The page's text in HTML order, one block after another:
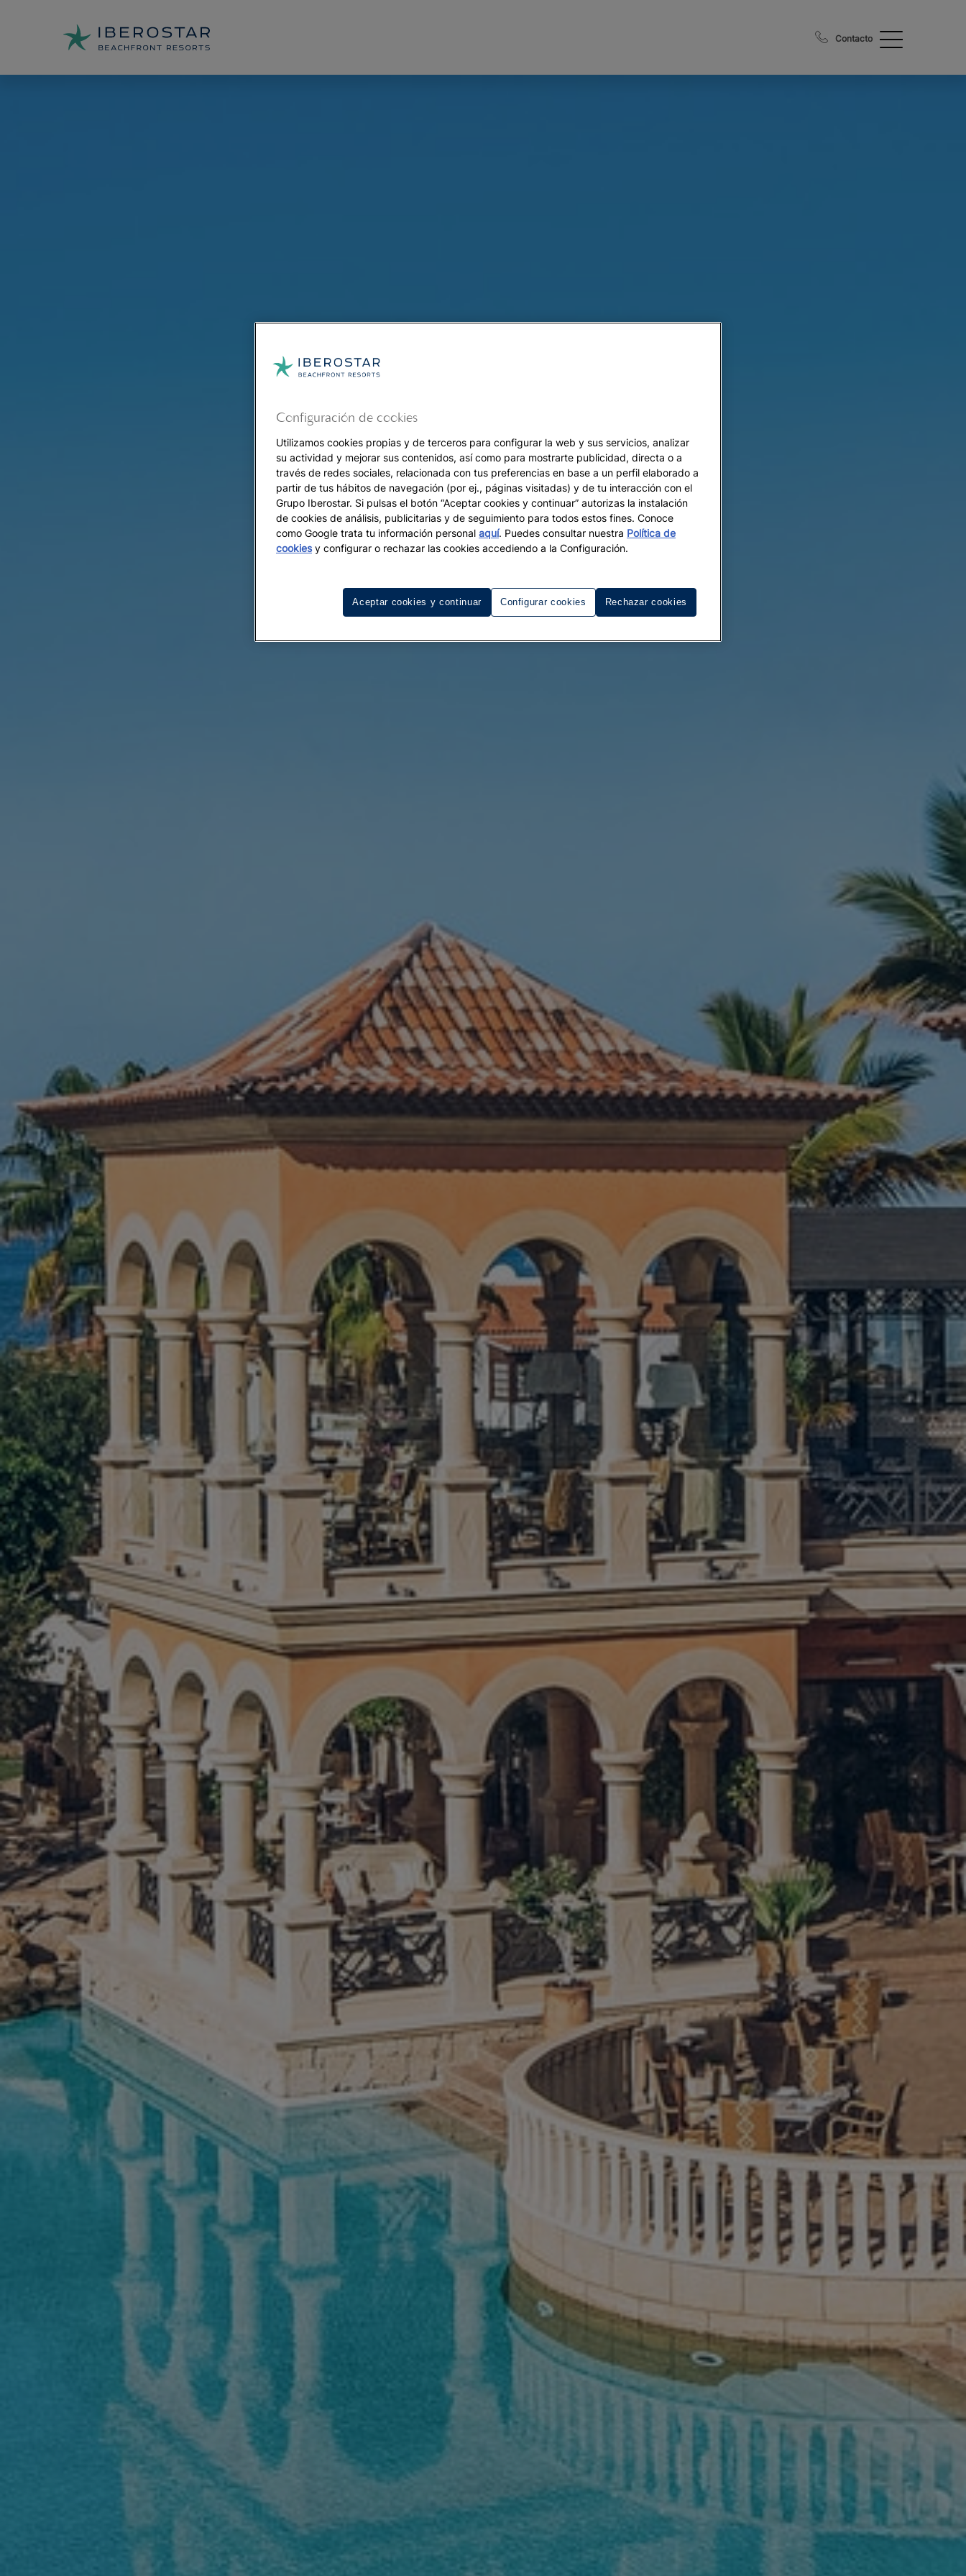
Contacto
Configuración de cookies
Utilizamos cookies propias y de terceros para configurar la web y sus servicios, analizar
su actividad y mejorar sus contenidos, así como para mostrarte publicidad, directa o a
través de redes sociales, relacionada con tus preferencias en base a un perfil elaborado a
partir de tus hábitos de navegación (por ej., páginas visitadas) y de tu interacción con el
Grupo Iberostar. Si pulsas el botón “Aceptar cookies y continuar” autorizas la instalación
de cookies de análisis, publicitarias y de seguimiento para todos estos fines. Conoce
como Google trata tu información personal aquí. Puedes consultar nuestra Política de
cookiesy configurar o rechazar las cookies accediendo a la Configuración.
Configurar cookies Rechazar cookies
Aceptar cookies y continuar